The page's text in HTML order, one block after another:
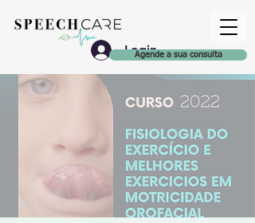
Agende a sua consulta
Login